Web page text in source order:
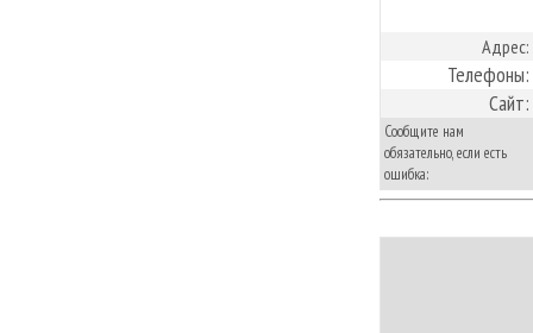
Адрес:
Телефоны:
Сайт:
Сообщите нам
обязательно, если есть
ошибка: